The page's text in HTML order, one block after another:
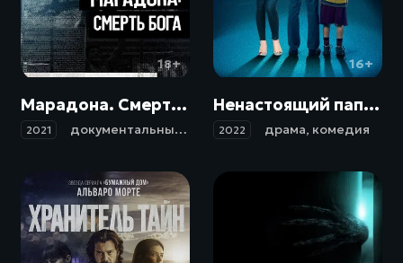
18+
Марадона. Смерть бога / La Muerte De Dios (2021)
2021 документальный , биография
16+
Ненастоящий папа / Hoy se arregla el mundo (2022)
2022 драма, комедия